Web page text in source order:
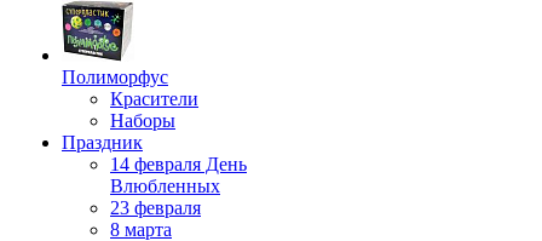
Полиморфус
Красители
Наборы
Праздник
14 февраля День
Влюбленных
23 февраля
8 марта